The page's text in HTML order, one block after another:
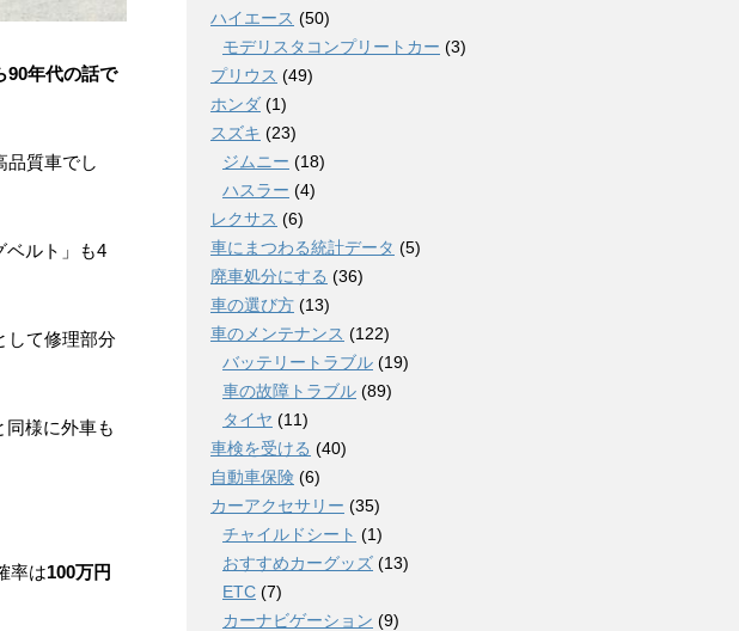
90年代の話で
品質車でし
ベルト」も4
して修理部分
様に外車も
率は100万円
ハイエース (50)
モデリスタコンプリートカー (3)
プリウス (49)
ホンダ (1)
スズキ (23)
ジムニー (18)
ハスラー (4)
レクサス (6)
車にまつわる統計データ (5)
廃車処分にする (36)
車の選び方 (13)
車のメンテナンス (122)
バッテリートラブル (19)
車の故障トラブル (89)
タイヤ (11)
車検を受ける (40)
自動車保険 (6)
カーアクセサリー (35)
チャイルドシート (1)
おすすめカーグッズ (13)
ETC (7)
カーナビゲーション (9)